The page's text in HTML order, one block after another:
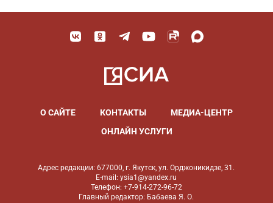
О САЙТЕ КОНТАКТЫ
МЕДИА-ЦЕНТР
ОНЛАЙН УСЛУГИ
Адрес редакции: 677000, г. Якутск, ул. Орджоникидзе, 31.
E-mail: ysia1@yandex.ru
Телефон: +7-914-272-96-72
Главный редактор: Бабаева Я. О.